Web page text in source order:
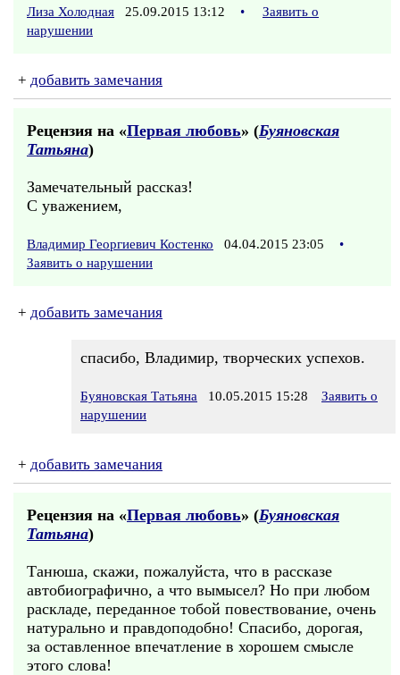
Лиза Холодная 25.09.2015 13:12 •
Заявить о
нарушении
+ добавить замечания
Рецензия на «Первая любовь» (Буяновская
Татьяна)
Замечательный рассказ!
С уважением,
Владимир Георгиевич Костенко 04.04.2015 23:05
•
Заявить о нарушении
+ добавить замечания
спасибо, Владимир, творческих успехов.
Буяновская Татьяна 10.05.2015 15:28
Заявить о
нарушении
+ добавить замечания
Рецензия на «Первая любовь» (Буяновская
Татьяна)
Танюша, скажи, пожалуйста, что в рассказе
автобиографично, а что вымысел? Но при любом
раскладе, переданное тобой повествование, очень
натурально и правдоподобно! Спасибо, дорогая,
за оставленное впечатление в хорошем смысле
этого слова!